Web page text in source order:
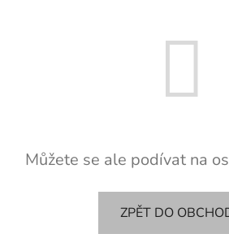
Můžete se ale podívat na
ZPĚT DO